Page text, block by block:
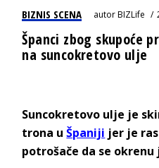
BIZNIS SCENA autorBIZLife
Španci zbog skupoće
na suncokretovo ulje
Suncokretovo ulje je
trona uŠpaniji jer je
potrošače da se